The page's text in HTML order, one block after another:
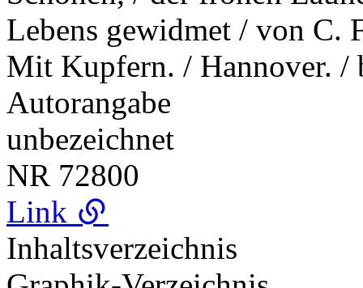
Lebens gewidmet / von C.
Mit Kupfern. / Hannover. /
Autorangabe
unbezeichnet
NR 72800
Link
Inhaltsverzeichnis